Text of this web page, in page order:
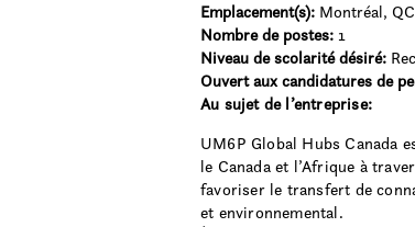
Emplacement(s): Montréal,
Nombre de postes: 1
Niveau de scolarité désiré:
Ouvert aux candidatures de
Au sujet de l’entreprise:
UM6P Global Hubs Canada
le Canada et l’Afrique à
favoriser le transfert de
et environnemental.